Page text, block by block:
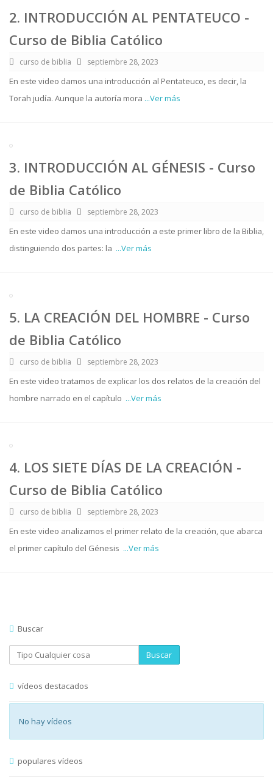
2. INTRODUCCIÓN AL PENTATEUCO -
Curso de Biblia Católico
curso de biblia septiembre 28, 2023
En este video damos una introducción al Pentateuco, es decir, la
Torah judía. Aunque la autoría mora ...Ver más
3. INTRODUCCIÓN AL GÉNESIS - Curso
de Biblia Católico
curso de biblia septiembre 28, 2023
En este video damos una introducción a este primer libro de la Biblia,
distinguiendo dos partes: la ...Ver más
5. LA CREACIÓN DEL HOMBRE - Curso
de Biblia Católico
curso de biblia septiembre 28, 2023
En este video tratamos de explicar los dos relatos de la creación del
hombre narrado en el capítulo ...Ver más
4. LOS SIETE DÍAS DE LA CREACIÓN -
Curso de Biblia Católico
curso de biblia septiembre 28, 2023
En este video analizamos el primer relato de la creación, que abarca
el primer capítulo del Génesis ...Ver más
Buscar
Buscar
vídeos destacados
No hay vídeos
populares vídeos